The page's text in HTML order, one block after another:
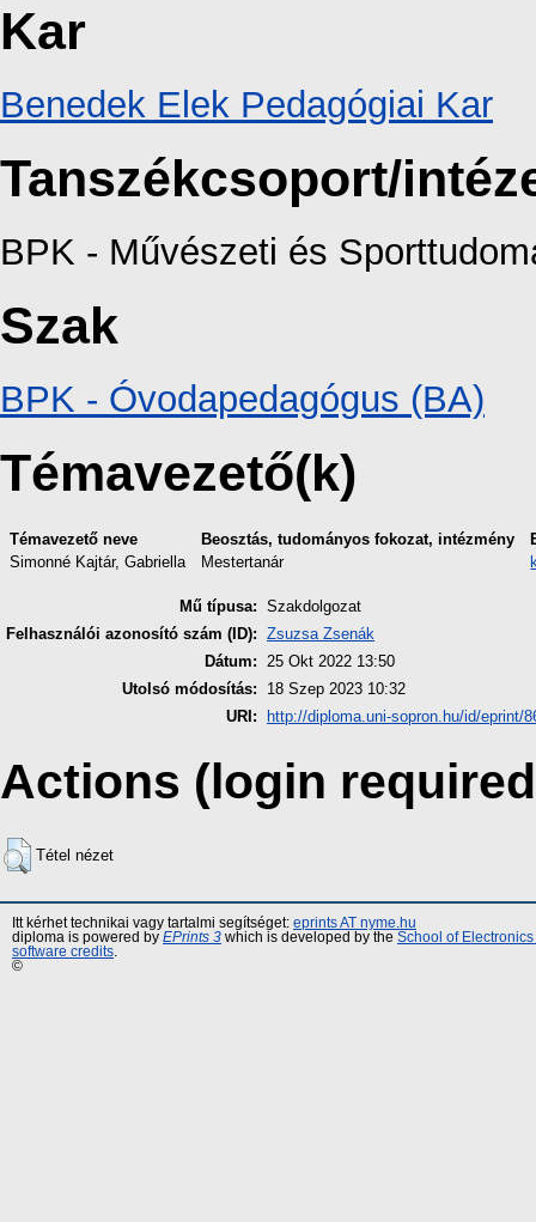
Kar
Benedek Elek Pedagógiai Kar
Tanszékcsoport/
BPK - Művészeti és
Szak
BPK - Óvodapedagógus (BA)
Témavezető(k)
Témavezető neve Beosztás, tudományos fokozat, intézmény
Simonné Kajtár, Gabriella
Mestertanár
Mű típusa: Szakdolgozat
Felhasználói azonosító szám (ID): Zsuzsa Zsenák
Dátum: 25 Okt 2022 13:50
Utolsó módosítás:
18 Szep 2023 10:32
URI:
http://diploma.uni-sopron.hu/id/eprint/
Actions (login
Tétel nézet
Itt kérhet technikai vagy tartalmi segítséget: eprints AT nyme.hu
diploma is powered by EPrints 3 which is developed by the School of
software credits
©